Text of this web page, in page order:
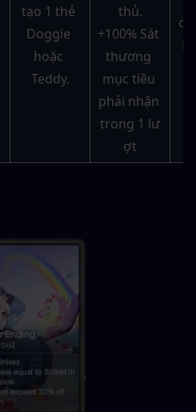
tạo 1 thẻ
Doggie
hoặc
Teddy.
thủ.
+100% Sát
thương
mục tiêu
phải nhận
trong 1 lư
ợt